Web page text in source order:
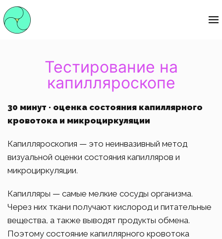
Тестирование на
капилляроскопе
30 минут · оценка состояния капиллярного
кровотока и микроциркуляции
Капилляроскопия — это неинвазивный метод
визуальной оценки состояния капилляров и
микроциркуляции.
Капилляры — самые мелкие сосуды организма.
Через них ткани получают кислород и питательные
вещества, а также выводят продукты обмена.
Поэтому состояние капиллярного кровотока